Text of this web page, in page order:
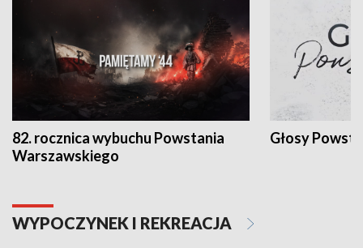
82. rocznica wybuchu Powstania
Warszawskiego
Głosy
WYPOCZYNEK I REKREACJA